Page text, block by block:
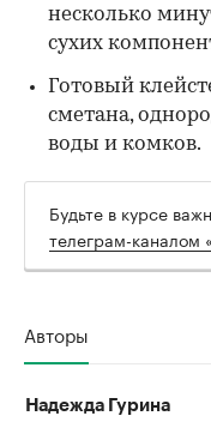
несколько
сухих
Готовый
сметана,
воды и комков.
Будьте в курсе
телеграм-каналом
Авторы
Надежда Гурина